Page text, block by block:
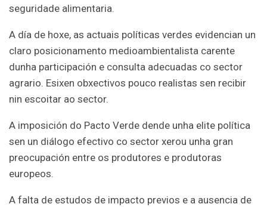
seguridade alimentaria.
A día de hoxe, as actuais políticas verdes evidencian un
claro posicionamento medioambientalista carente
dunha participación e consulta adecuadas co sector
agrario. Esixen obxectivos pouco realistas sen recibir
nin escoitar ao sector.
A imposición do Pacto Verde dende unha elite política
sen un diálogo efectivo co sector xerou unha gran
preocupación entre os produtores e produtoras
europeos.
A falta de estudos de impacto previos e a ausencia de